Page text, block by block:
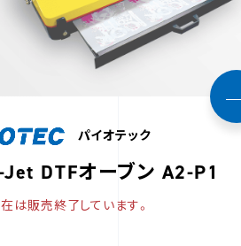
パイオテック
Jet DTFオーブン A2-P1
は販売終了しています。